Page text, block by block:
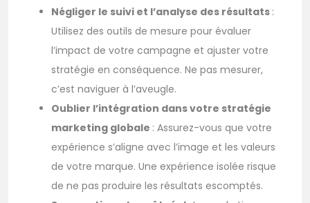
Négliger le suivi et l’analyse des résultats :
Utilisez des outils de mesure pour évaluer
l’impact de votre campagne et ajuster votre
stratégie en conséquence. Ne pas mesurer,
c’est naviguer à l’aveugle.
Oublier l’intégration dans votre stratégie
marketing globale : Assurez-vous que votre
expérience s’aligne avec l’image et les valeurs
de votre marque. Une expérience isolée risque
de ne pas produire les résultats escomptés.